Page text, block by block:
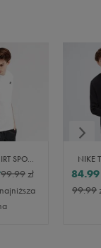
NIKE T-SHIRT SPORTSWEAR CLUB
99.99zł 84.99
99.99